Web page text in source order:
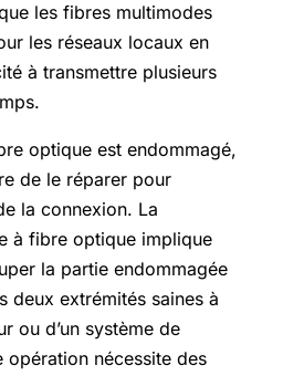
les fibres multimodes
les réseaux locaux en
à transmettre plusieurs
optique est endommagé,
de le réparer pour
la connexion. La
à fibre optique implique
la partie endommagée
deux extrémités saines à
ou d’un système de
opération nécessite des